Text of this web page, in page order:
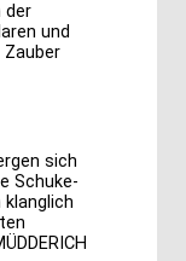
der
und
Zauber
sich
Schuke-